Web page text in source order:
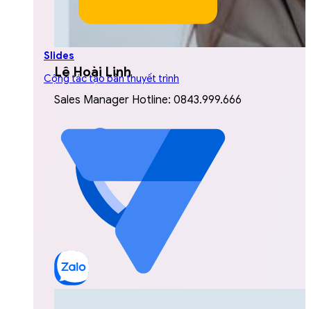
Lê Hoài Linh
Sales Manager Hotline: 0843.999.666
Slides
Cộng tác tạo bản thuyết trình